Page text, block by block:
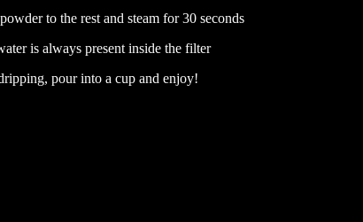
to the rest and steam for 30 seconds
is always present inside the filter
pour into a cup and enjoy!